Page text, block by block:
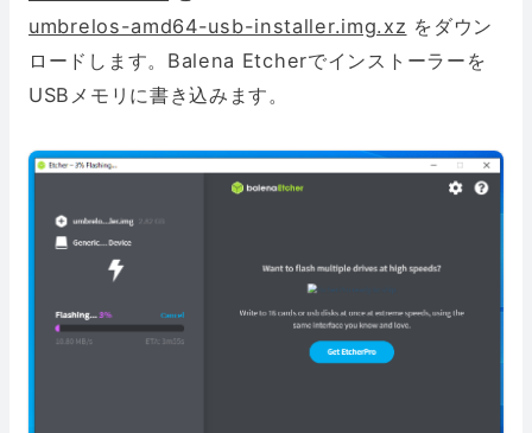
umbrelos-amd64-usb-installer.img.xz をダウン
ロードします。Balena Etcherでインストーラーを
USBメモリに書き込みます。